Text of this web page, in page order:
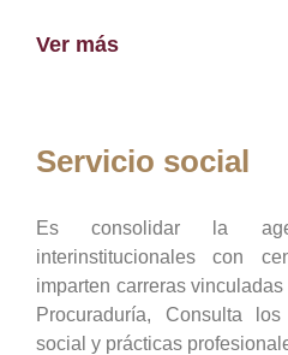
Ver más
Servicio social
Es consolidar la
interinstitucionales con
imparten carreras
Procuraduría, Consulta
social y prácticas